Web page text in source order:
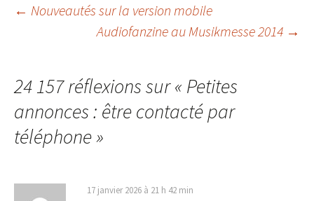
Navigation
articles
← Nouveautés sur la version mobile
Audiofanzine au Musikmesse 2014 →
24 157 réflexions sur « Petites
annonces : être contacté par
téléphone»
17 janvier 2026 à 21 h 42 min